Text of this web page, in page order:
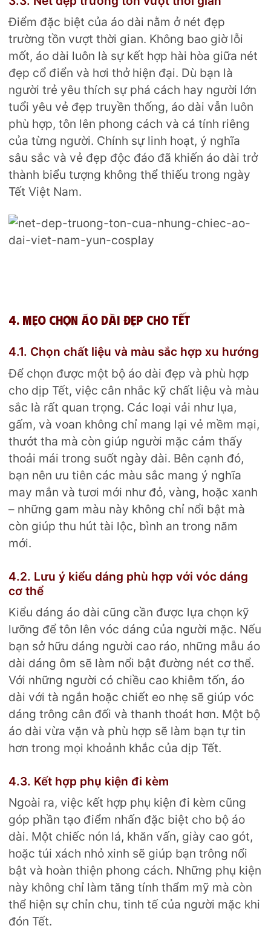
Điểm đặc biệt của áo dài nằm ở nét đẹp
trường tồn vượt thời gian. Không bao giờ lỗi
mốt, áo dài luôn là sự kết hợp hài hòa giữa nét
đẹp cổ điển và hơi thở hiện đại. Dù bạn là
người trẻ yêu thích sự phá cách hay người lớn
tuổi yêu vẻ đẹp truyền thống, áo dài vẫn luôn
phù hợp, tôn lên phong cách và cá tính riêng
của từng người. Chính sự linh hoạt, ý nghĩa
sâu sắc và vẻ đẹp độc đáo đã khiến áo dài trở
thành biểu tượng không thể thiếu trong ngày
Tết Việt Nam.
4. Mẹo chọn áo dài đẹp cho Tết
4.1. Chọn chất liệu và màu sắc hợp xu hướng
Để chọn được một bộ áo dài đẹp và phù hợp
cho dịp Tết, việc cân nhắc kỹ chất liệu và màu
sắc là rất quan trọng. Các loại vải như lụa,
gấm, và voan không chỉ mang lại vẻ mềm mại,
thướt tha mà còn giúp người mặc cảm thấy
thoải mái trong suốt ngày dài. Bên cạnh đó,
bạn nên ưu tiên các màu sắc mang ý nghĩa
may mắn và tươi mới như đỏ, vàng, hoặc xanh
– những gam màu này không chỉ nổi bật mà
còn giúp thu hút tài lộc, bình an trong năm
mới.
4.2. Lưu ý kiểu dáng phù hợp với vóc dáng
cơ thể
Kiểu dáng áo dài cũng cần được lựa chọn kỹ
lưỡng để tôn lên vóc dáng của người mặc. Nếu
bạn sở hữu dáng người cao ráo, những mẫu áo
dài dáng ôm sẽ làm nổi bật đường nét cơ thể.
Với những người có chiều cao khiêm tốn, áo
dài với tà ngắn hoặc chiết eo nhẹ sẽ giúp vóc
dáng trông cân đối và thanh thoát hơn. Một bộ
áo dài vừa vặn và phù hợp sẽ làm bạn tự tin
hơn trong mọi khoảnh khắc của dịp Tết.
4.3. Kết hợp phụ kiện đi kèm
Ngoài ra, việc kết hợp phụ kiện đi kèm cũng
góp phần tạo điểm nhấn đặc biệt cho bộ áo
dài. Một chiếc nón lá, khăn vấn, giày cao gót,
hoặc túi xách nhỏ xinh sẽ giúp bạn trông nổi
bật và hoàn thiện phong cách. Những phụ kiện
này không chỉ làm tăng tính thẩm mỹ mà còn
thể hiện sự chỉn chu, tinh tế của người mặc khi
đón Tết.